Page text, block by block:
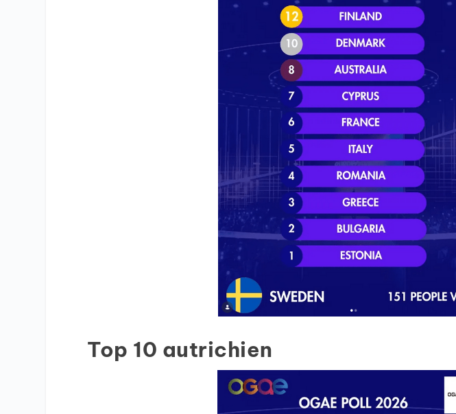
Top 10 autrichien